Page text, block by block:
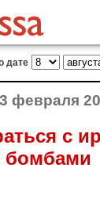
дате
февраля
с